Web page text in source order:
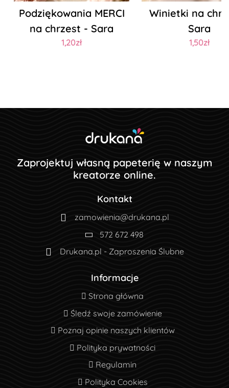
Podziękowania MERCI
na chrzest - Sara
1,20zł
Winietki na
Sara
1,50zł
Zaprojektuj własną papeterię w naszym
kreatorze online.
Kontakt
zamowienia@drukana.pl
572 672 498
Drukana.pl - Zaproszenia Ślubne
Informacje
Strona główna
Strona główna
Śledź swoje zamówienie
Śledź swoje zamówienie
Poznaj opinie naszych klientów
Poznaj opinie naszych klientów
Polityka prywatności
Polityka prywatności
Regulamin
Regulamin
Polityka Cookies
Polityka Cookies